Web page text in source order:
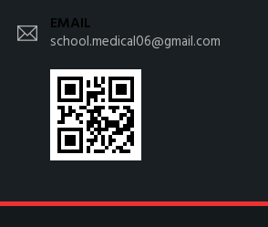
EMAIL
school.medical06@gmail.com